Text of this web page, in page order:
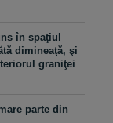
în spaţiul
dimineaţă, şi
graniţei
parte din